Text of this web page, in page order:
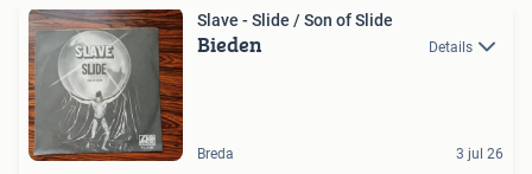
Slave - Slide / Son of Slide
Bieden Details
Breda 3 jul 26